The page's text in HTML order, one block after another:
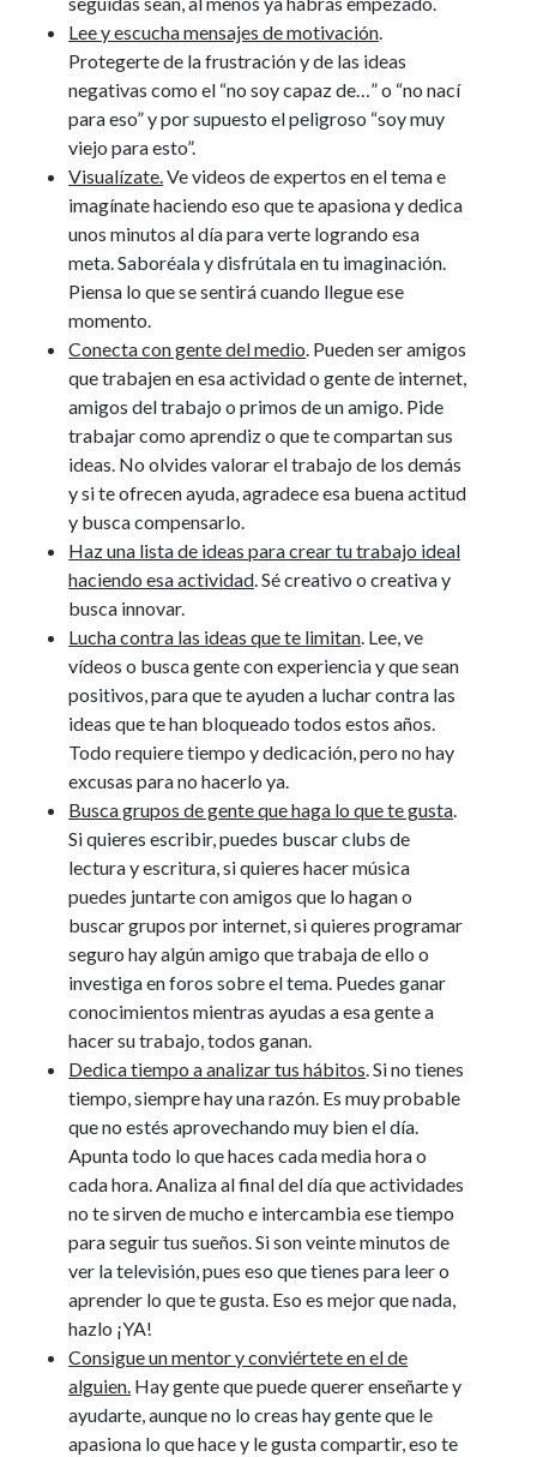
Lee y escucha mensajes de motivación.
Protegerte de la frustración y de las ideas
negativas como el “no soy capaz de…” o “no nací
para eso” y por supuesto el peligroso “soy muy
viejo para esto”.
Visualízate.Ve videos de expertos en el tema e
imagínate haciendo eso que te apasiona y dedica
unos minutos al día para verte logrando esa
meta. Saboréala y disfrútala en tu imaginación.
Piensa lo que se sentirá cuando llegue ese
momento.
Conecta con gente del medio. Pueden ser amigos
que trabajen en esa actividad o gente de internet,
amigos del trabajo o primos de un amigo. Pide
trabajar como aprendiz o que te compartan sus
ideas. No olvides valorar el trabajo de los demás
y si te ofrecen ayuda, agradece esa buena actitud
y busca compensarlo.
Haz una lista de ideas para crear tu trabajo ideal
haciendo esa actividad. Sé creativo o creativa y
busca innovar.
Lucha contra las ideas que te limitan. Lee, ve
vídeos o busca gente con experiencia y que sean
positivos, para que te ayuden a luchar contra las
ideas que te han bloqueado todos estos años.
Todo requiere tiempo y dedicación, pero no hay
excusas para no hacerlo ya.
Busca grupos de gente que haga lo que te gusta.
Si quieres escribir, puedes buscar clubs de
lectura y escritura, si quieres hacer música
puedes juntarte con amigos que lo hagan o
buscar grupos por internet, si quieres programar
seguro hay algún amigo que trabaja de ello o
investiga en foros sobre el tema. Puedes ganar
conocimientos mientras ayudas a esa gente a
hacer su trabajo, todos ganan.
Dedica tiempo a analizar tus hábitos. Si no tienes
tiempo, siempre hay una razón. Es muy probable
que no estés aprovechando muy bien el día.
Apunta todo lo que haces cada media hora o
cada hora. Analiza al final del día que actividades
no te sirven de mucho e intercambia ese tiempo
para seguir tus sueños. Si son veinte minutos de
ver la televisión, pues eso que tienes para leer o
aprender lo que te gusta. Eso es mejor que nada,
hazlo ¡YA!
Consigue un mentor y conviértete en el de
alguien. Hay gente que puede querer enseñarte y
ayudarte, aunque no lo creas hay gente que le
apasiona lo que hace y le gusta compartir, eso te